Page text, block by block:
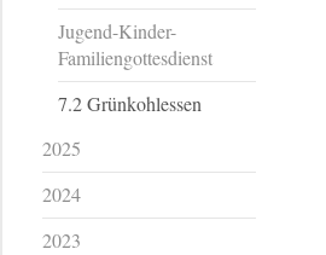
Jugend-Kinder-
Familiengottesdienst
7.2 Grünkohlessen
2025
2024
2023